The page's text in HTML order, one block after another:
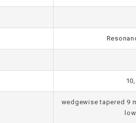
wedgewise tapered 9